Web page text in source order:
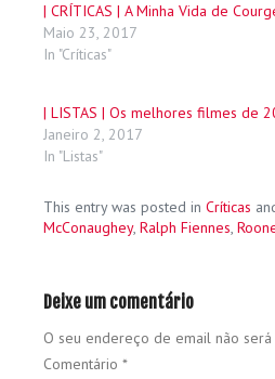
| CRÍTICAS | A Minha Vida de
Maio 23, 2017
In "Críticas"
| LISTAS | Os melhores filmes de
Janeiro 2, 2017
In "Listas"
This entry was posted in Críticas
McConaughey, Ralph Fiennes,
Deixe um comentário
O seu endereço de email não
Comentário *